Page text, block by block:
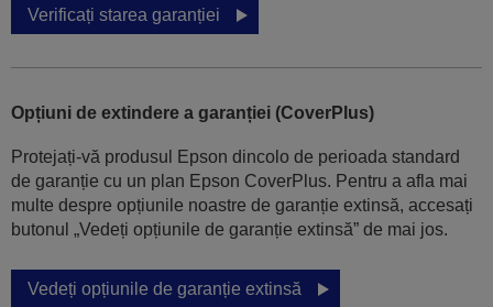
Verificați starea garanției
Opțiuni de extindere a garanției (CoverPlus)
Protejați-vă produsul Epson dincolo de perioada standard
de garanție cu un plan Epson CoverPlus. Pentru a afla mai
multe despre opțiunile noastre de garanție extinsă, accesați
butonul „Vedeți opțiunile de garanție extinsă” de mai jos.
Vedeți opțiunile de garanție extinsă